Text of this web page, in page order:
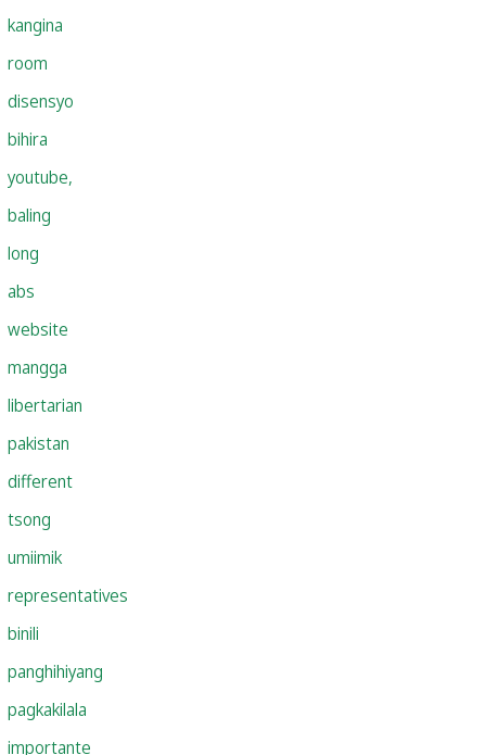
kangina
room
disensyo
bihira
youtube,
baling
long
abs
website
mangga
libertarian
pakistan
different
tsong
umiimik
representatives
binili
panghihiyang
pagkakilala
importante